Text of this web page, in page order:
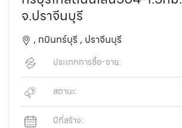
จ.ปราจีนบุรี
, กบินทร์บุรี , ปราจีนบุรี
ประเภทการซื้อ-ขาย:
สถานะ:
ปีที่สร้าง: